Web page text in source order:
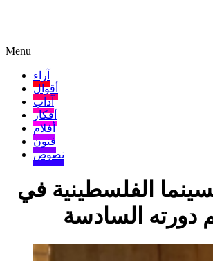
Menu
آراء
أقوال
آداب
أفكار
أفلام
فنون
نصوص
الفلسطينية في
دورته السادسة